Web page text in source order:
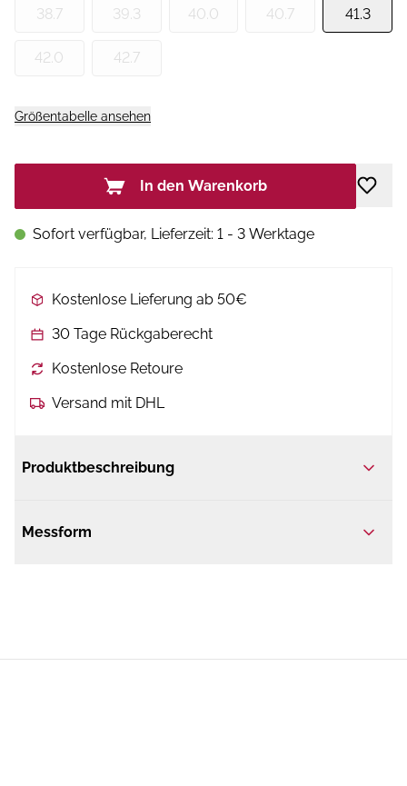
38.7 39.3 40.0 40.7 41.3
42.0 42.7
Größentabelle ansehen
In den Warenkorb
Sofort verfügbar, Lieferzeit: 1 - 3 Werktage
Kostenlose Lieferung ab 50€
30 Tage Rückgaberecht
Kostenlose Retoure
Versand mit DHL
Produktbeschreibung
Messform